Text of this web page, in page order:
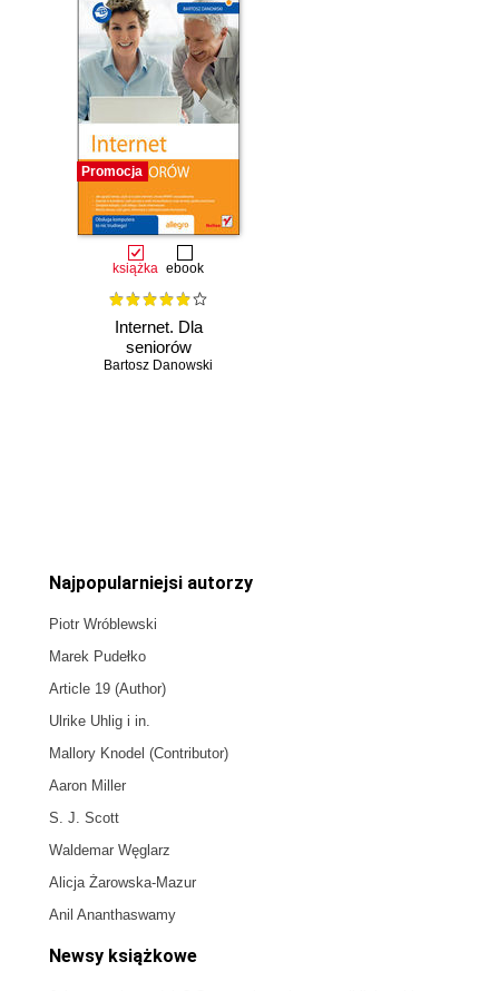
Promocja
książka ebook
Internet. Dla
seniorów
Bartosz Danowski
Najpopularniejsi autorzy
Piotr Wróblewski
Marek Pudełko
Article 19 (Author)
Ulrike Uhlig i in.
Mallory Knodel (Contributor)
Aaron Miller
S. J. Scott
Waldemar Węglarz
Alicja Żarowska-Mazur
Anil Ananthaswamy
Newsy książkowe